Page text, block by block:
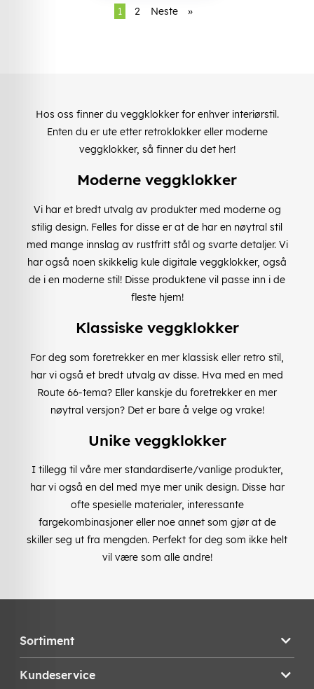
1 2 Neste »
Hos oss finner du veggklokker for enhver interiørstil.
Enten du er ute etter retroklokker eller moderne
veggklokker, så finner du det her!
Moderne veggklokker
Vi har et bredt utvalg av produkter med moderne og
stilig design. Felles for disse er at de har en nøytral stil
med mange innslag av rustfritt stål og svarte detaljer. Vi
har også noen skikkelig kule digitale veggklokker, også
de i en moderne stil! Disse produktene vil passe inn i de
fleste hjem!
Klassiske veggklokker
For deg som foretrekker en mer klassisk eller retro stil,
har vi også et bredt utvalg av disse. Hva med en med
Route 66-tema? Eller kanskje du foretrekker en mer
nøytral versjon? Det er bare å velge og vrake!
Unike veggklokker
I tillegg til våre mer standardiserte/vanlige produkter,
har vi også en del med mye mer unik design. Disse har
ofte spesielle materialer, interessante
fargekombinasjoner eller noe annet som gjør at de
skiller seg ut fra mengden. Perfekt for deg som ikke helt
vil være som alle andre!
Sortiment
Kundeservice